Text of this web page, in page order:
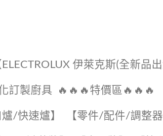
伊萊克斯(全新品出
訂製廚具 🔥🔥🔥特價區🔥🔥🔥
爐/快速爐】 【零件/配件/調整器